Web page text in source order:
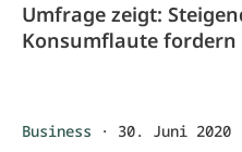
Umfrage zeigt:
Konsumflaute fordern
Business · 30. Juni 2020